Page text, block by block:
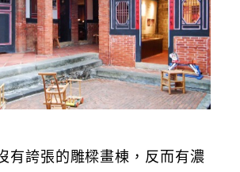
有誇張的雕樑畫棟，反而有濃